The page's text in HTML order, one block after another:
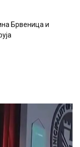
Брвеница и